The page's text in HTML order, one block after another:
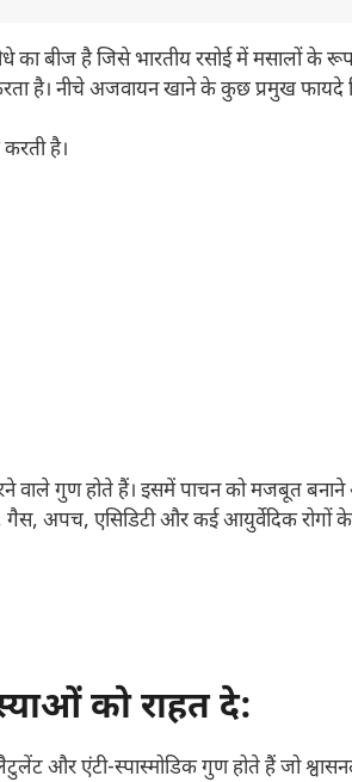
बीज है जिसे भारतीय रसोई में मसालों के रूप
है। नीचे अजवायन खाने के कुछ प्रमुख फायदे
है।
वाले गुण होते हैं। इसमें पाचन को मजबूत
अपच, एसिडिटी और कई आयुर्वेदिक रोगों के
को राहत दे:
और एंटी-स्पास्मोडिक गुण होते हैं जो